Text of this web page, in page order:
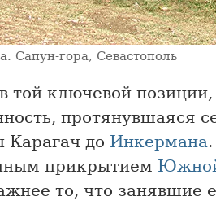
Сапун-гора, Севастополь
той ключевой
протянувшаяся
Карагач до Инкермана
прикрытием
то, что занявшие